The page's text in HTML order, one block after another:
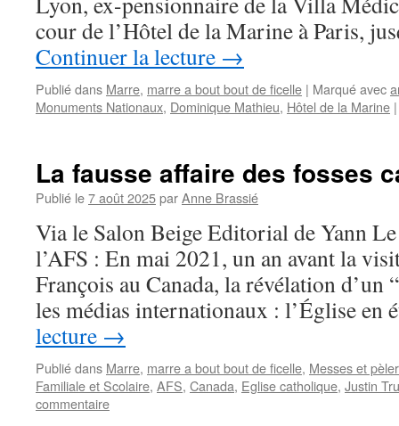
cour de l’Hôtel de la Marine à Paris,
Continuer la lecture →
Publié dans Marre, marre a bout bout de ficelle | Marqué avec
Monuments Nationaux, Dominique Mathieu, Hôtel de la Marine |
La fausse affaire des fosses
Publié le7 août 2025parAnne Brassié
Via le Salon Beige Editorial de Yann
l’AFS : En mai 2021, un an avant la
François au Canada, la révélation d’un
les médias internationaux : l’Église
lecture →
Publié dans Marre, marre a bout bout de ficelle, Messes et
Familiale et Scolaire, AFS, Canada, Eglise catholique, Justin
commentaire